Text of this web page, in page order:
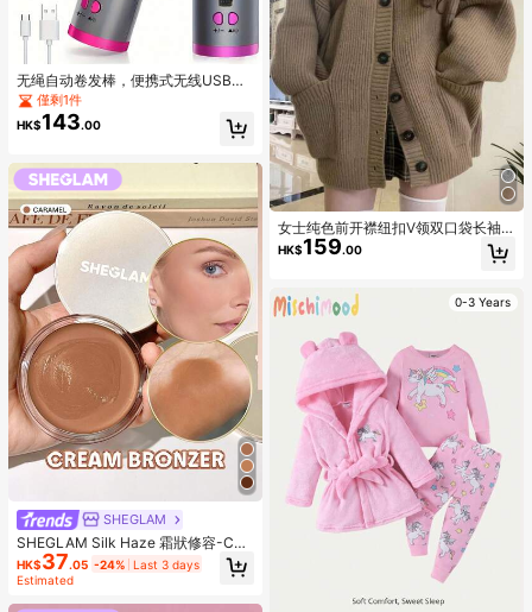
无绳自动卷发棒，便携式无线USB充
电自动旋转陶瓷卷发棒，美发造型工
具
僅剩1件
HK$143.00
SHEGLAM
SHEGLAM Silk Haze 霜狀修容-Car
amel 品牌美妝化妝品 適合女士與女
孩
HK$37.05 -24% Last 3 days
Estimated
女士纯色前开襟纽扣V领双口袋长袖
针织开衫休闲款
HK$159.00
0-3 Years